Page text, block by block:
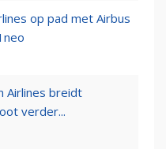
op pad met Airbus
Airlines breidt
verder...